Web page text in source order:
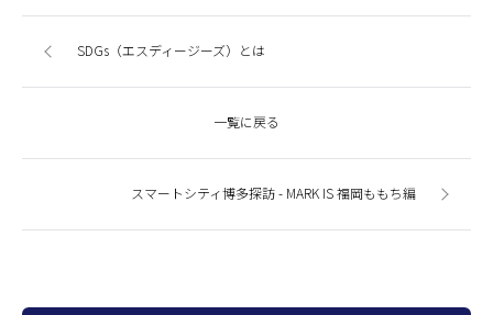
SDGs（エスディージーズ）とは
一覧に戻る
スマートシティ博多探訪 - MARK IS 福岡ももち編